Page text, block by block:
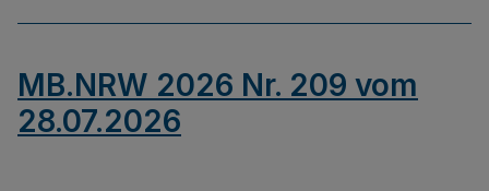
MB.NRW 2026 Nr. 209 vom
28.07.2026